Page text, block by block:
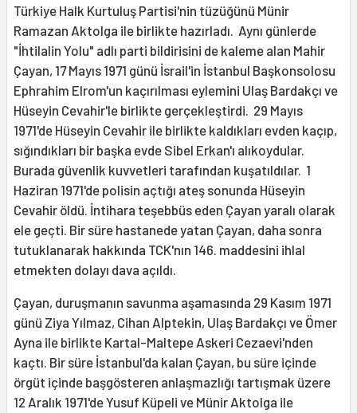
Türkiye Halk Kurtuluş Partisi'nin tüzüğünü Münir
Ramazan Aktolga ile birlikte hazırladı. Aynı günlerde
"İhtilalin Yolu" adlı parti bildirisini de kaleme alan Mahir
Çayan, 17 Mayıs 1971 günü İsrail'in İstanbul Başkonsolosu
Ephrahim Elrom'un kaçırılması eylemini Ulaş Bardakçı ve
Hüseyin Cevahir'le birlikte gerçekleştirdi. 29 Mayıs
1971'de Hüseyin Cevahir ile birlikte kaldıkları evden kaçıp,
sığındıkları bir başka evde Sibel Erkan'ı alıkoydular.
Burada güvenlik kuvvetleri tarafından kuşatıldılar. 1
Haziran 1971'de polisin açtığı ateş sonunda Hüseyin
Cevahir öldü. İntihara teşebbüs eden Çayan yaralı olarak
ele geçti. Bir süre hastanede yatan Çayan, daha sonra
tutuklanarak hakkında TCK'nın 146. maddesini ihlal
etmekten dolayı dava açıldı.
Çayan, duruşmanın savunma aşamasında 29 Kasım 1971
günü Ziya Yılmaz, Cihan Alptekin, Ulaş Bardakçı ve Ömer
Ayna ile birlikte Kartal-Maltepe Askeri Cezaevi'nden
kaçtı. Bir süre İstanbul'da kalan Çayan, bu süre içinde
örgüt içinde başgösteren anlaşmazlığı tartışmak üzere
12 Aralık 1971'de Yusuf Küpeli ve Münir Aktolga ile